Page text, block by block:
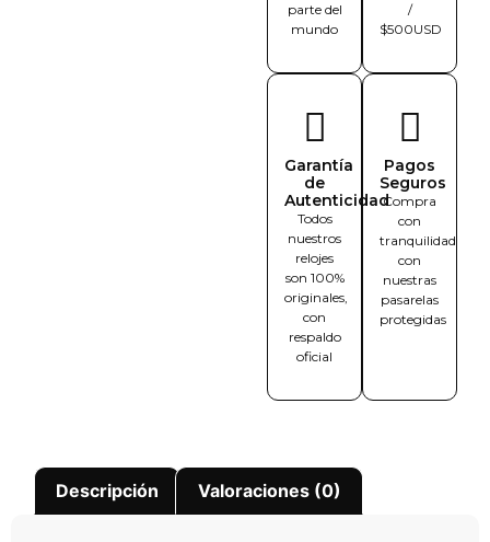
parte del
mundo
/
$500USD
Garantía
de
Autenticidad
Todos
nuestros
relojes
son 100%
originales,
con
respaldo
oficial
Pagos
Seguros
Compra
con
tranquilidad
con
nuestras
pasarelas
protegidas
Descripción Valoraciones (0)